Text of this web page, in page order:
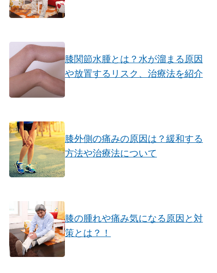
膝関節水腫とは？水が溜まる原因
や放置するリスク、治療法を紹介
膝外側の痛みの原因は？緩和する
方法や治療法について
膝の腫れや痛み気になる原因と対
策とは？！